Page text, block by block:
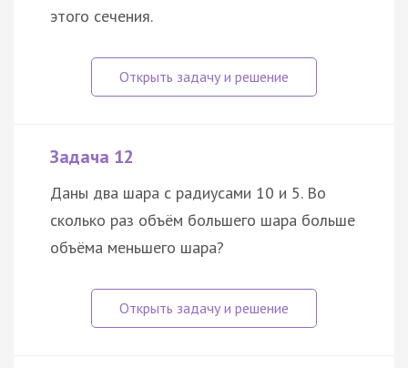
этого сечения.
Задача 12
Даны два шара с радиусами 10 и 5. Во
сколько раз объём большего шара больше
объёма меньшего шара?